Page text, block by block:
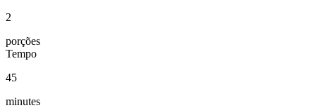
2
porções
Tempo
45
minutes